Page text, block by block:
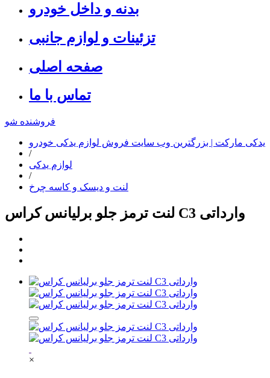
بدنه و داخل خودرو
تزئینات و لوازم جانبی
صفحه اصلی
تماس با ما
فروشنده شو
یدکی مارکت | بزرگترین وب سایت فروش لوازم یدکی خودرو
/
لوازم یدکی
/
لنت و دیسک و کاسه چرخ
لنت ترمز جلو برلیانس کراس C3 وارداتی
×